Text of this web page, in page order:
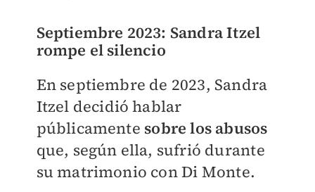
Septiembre 2023: Sandra Itzel
rompe el silencio
En septiembre de 2023, Sandra
Itzel decidió hablar
públicamente sobre los abusos
que, según ella, sufrió durante
su matrimonio con Di Monte.